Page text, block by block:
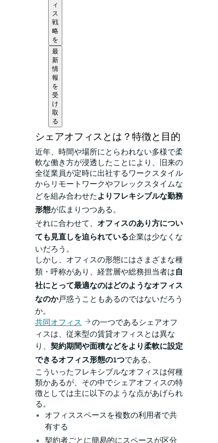
ィ
ス
戦
略
を
最
新
情
報
を
受
け
取
る
シェアオフィスとは？特徴と目的
近年、時間や場所にとらわれない多様で柔
軟な働き方が浸透したことにより、旧来の
全従業員が定時に出社するワークスタイル
からリモートワークやフレックスタイムな
どを組み合わせたよりフレキシブルな勤務
形態が広まりつつある。
それに合わせて、 オフィスのあり方につい
ても見直しを迫られている企業は少なくな
いだろう。
しかし、オフィスの形態にはさまざまな種
類・呼称があり、経営層や総務担当者は自
社にとって最適なのはどのようなオフィス
なのか戸惑うこともあるのではないだろう
か。
共同オフィス
の一つであるシェアオフ
ィスは、従来型の賃貸オフィスとは異な
り、 契約期間や面積などをより柔軟に設定
できるオフィス形態の1つである。
こういったフレキシブルなオフィスは何種
類かあるが、その中でシェアオフィスの特
徴としては主に以下のような点があげられ
る。
オフィススペースを複数の利用者で共
有する
契約者ごとに簡易的にスペースが区分